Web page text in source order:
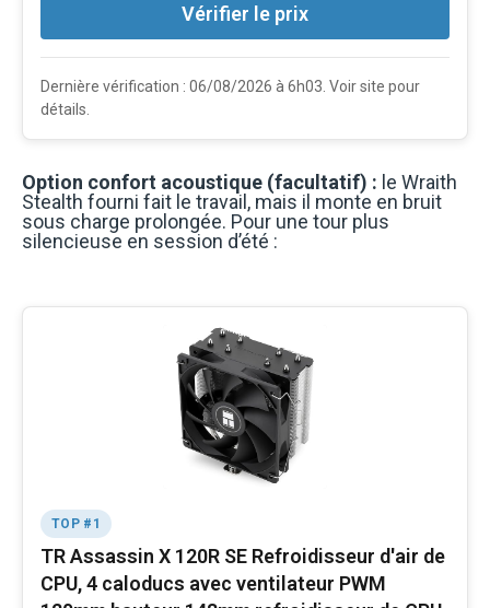
Vérifier le prix
Dernière vérification : 06/08/2026 à 6h03. Voir site pour
détails.
Option confort acoustique (facultatif) : le Wraith
Stealth fourni fait le travail, mais il monte en bruit
sous charge prolongée. Pour une tour plus
silencieuse en session d’été :
TOP #1
TR Assassin X 120R SE Refroidisseur d'air de
CPU, 4 caloducs avec ventilateur PWM